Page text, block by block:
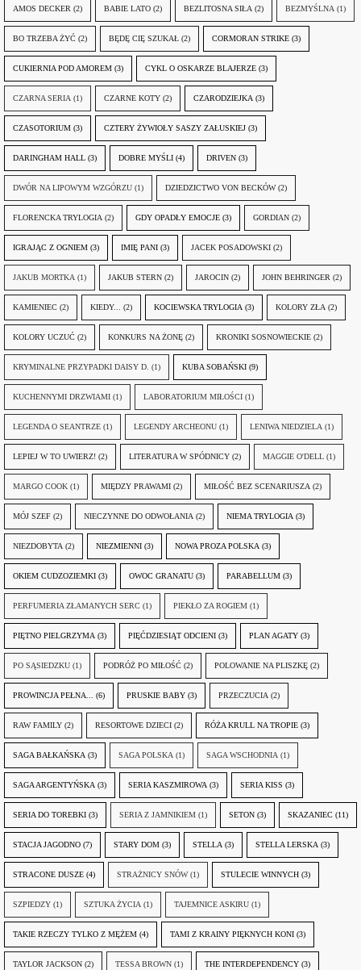
AMOS DECKER (2) BABIE LATO (2) BEZLITOSNA SIŁA (2) BEZMYŚLNA (1)
BO TRZEBA ŻYĆ (2) BĘDĘ CIĘ SZUKAŁ (2) CORMORAN STRIKE (3)
CUKIERNIA POD AMOREM (3) CYKL O OSKARZE BLAJERZE (3)
CZARNA SERIA (1) CZARNE KOTY (2) CZARODZIEJKA (3)
CZASOTORIUM (3) CZTERY ŻYWIOŁY SASZY ZAŁUSKIEJ (3)
DARINGHAM HALL (3) DOBRE MYŚLI (4) DRIVEN (3)
DWÓR NA LIPOWYM WZGÓRZU (1) DZIEDZICTWO VON BECKÓW (2)
FLORENCKA TRYLOGIA (2) GDY OPADŁY EMOCJE (3) GORDIAN (2)
IGRAJĄC Z OGNIEM (3) IMIĘ PANI (3) JACEK POSADOWSKI (2)
JAKUB MORTKA (1) JAKUB STERN (2) JAROCIN (2) JOHN BEHRINGER (2)
KAMIENIEC (2) KIEDY... (2) KOCIEWSKA TRYLOGIA (3) KOLORY ZŁA (2)
KOLORY UCZUĆ (2) KONKURS NA ŻONĘ (2) KRONIKI SOSNOWIECKIE (2)
KRYMINALNE PRZYPADKI DAISY D. (1) KUBA SOBAŃSKI (9)
KUCHENNYMI DRZWIAMI (1) LABORATORIUM MIŁOŚCI (1)
LEGENDA O SEANTRZE (1) LEGENDY ARCHEONU (1) LENIWA NIEDZIELA (1)
LEPIEJ W TO UWIERZ! (2) LITERATURA W SPÓDNICY (2) MAGGIE O'DELL (1)
MARGO COOK (1) MIĘDZY PRAWAMI (2) MIŁOŚĆ BEZ SCENARIUSZA (2)
MÓJ SZEF (2) NIECZYNNE DO ODWOŁANIA (2) NIEMA TRYLOGIA (3)
NIEZDOBYTA (2) NIEZMIENNI (3) NOWA PROZA POLSKA (3)
OKIEM CUDZOZIEMKI (3) OWOC GRANATU (3) PARABELLUM (3)
PERFUMERIA ZŁAMANYCH SERC (1) PIEKŁO ZA ROGIEM (1)
PIĘTNO PIELGRZYMA (3) PIĘĆDZIESIĄT ODCIENI (3) PLAN AGATY (3)
PO SĄSIEDZKU (1) PODRÓŻ PO MIŁOŚĆ (2) POLOWANIE NA PLISZKĘ (2)
PROWINCJA PEŁNA... (6) PRUSKIE BABY (3) PRZECZUCIA (2)
RAW FAMILY (2) RESORTOWE DZIECI (2) RÓŻA KRULL NA TROPIE (3)
SAGA BAŁKAŃSKA (3) SAGA POLSKA (1) SAGA WSCHODNIA (1)
SAGA ARGENTYŃSKA (3) SERIA KASZMIROWA (3) SERIA KISS (3)
SERIA DO TOREBKI (3) SERIA Z JAMNIKIEM (1) SETON (3) SKAZANIEC (11)
STACJA JAGODNO (7) STARY DOM (3) STELLA (3) STELLA LERSKA (3)
STRACONE DUSZE (4) STRAŻNICY SNÓW (1) STULECIE WINNYCH (3)
SZPIEDZY (1) SZTUKA ŻYCIA (1) TAJEMNICE ASKIRU (1)
TAKIE RZECZY TYLKO Z MĘŻEM (4) TAMI Z KRAINY PIĘKNYCH KONI (3)
TAYLOR JACKSON (2) TESSA BROWN (1) THE INTERDEPENDENCY (3)